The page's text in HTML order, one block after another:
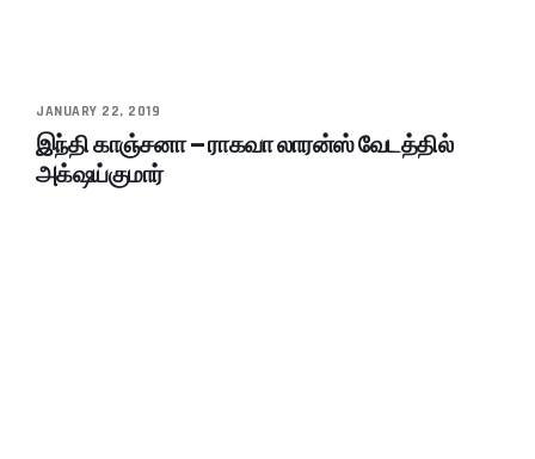
JANUARY 22, 2019
இந்தி காஞ்சனா – ராகவா லாரன்ஸ் வேடத்தில்
அக்‌ஷய்குமார்